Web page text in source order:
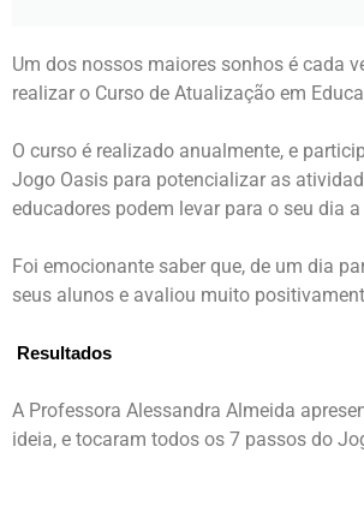
Um dos nossos maiores sonhos é cada
realizar o Curso de Atualização em
O curso é realizado anualmente, e
Jogo Oasis para potencializar as
educadores podem levar para o seu dia a
Foi emocionante saber que, de um dia
seus alunos e avaliou muito
Resultados
A Professora Alessandra Almeida
ideia, e tocaram todos os 7 passos do